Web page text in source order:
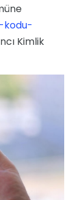
kodu-
Kimlik